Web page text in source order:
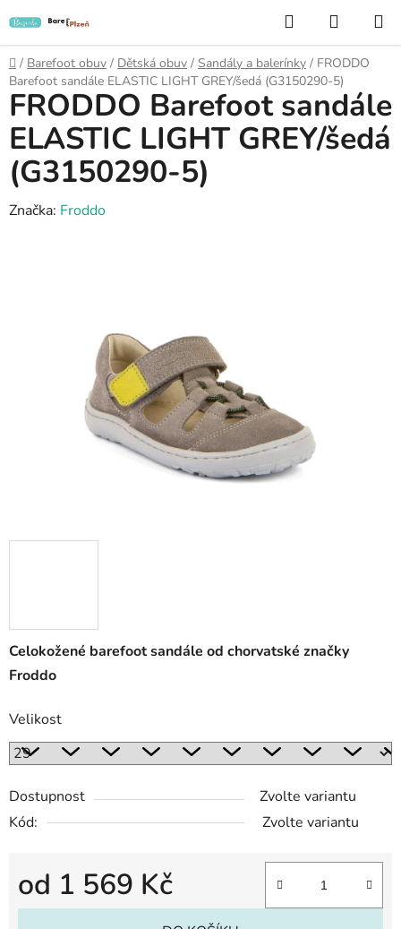
na
obsah
Hledat
KOŠÍK
Domů
/ Barefoot obuv / Dětská obuv / Sandály a balerínky / FRODDO
Barefoot sandále ELASTIC LIGHT GREY/šedá (G3150290-5)
Celokožené barefoot sandále od chorvatské značky
Froddo
Velikost
Dostupnost
Zvolte variantu
Kód:
Zvolte variantu
od 1 569 Kč
Měrná cena:
FRODDO Barefoot sandále
ELASTIC LIGHT GREY/šedá
(G3150290-5)
Značka: Froddo